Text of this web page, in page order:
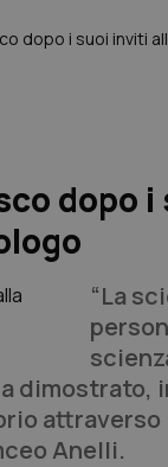
dopo i suoi inviti
dopo
“La
Anelli.